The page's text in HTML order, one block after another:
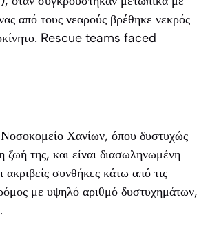
από τους νεαρούς βρέθηκε νεκρός
Rescue teams faced
Χανίων, όπου δυστυχώς
ζωή της, και είναι διασωληνωμένη
συνθήκες κάτω από τις
με υψηλό αριθμό δυστυχημάτων,